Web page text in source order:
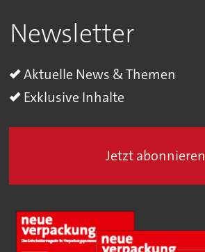
Newsletter
Aktuelle News & Themen
Exklusive Inhalte
Jetzt abonnieren